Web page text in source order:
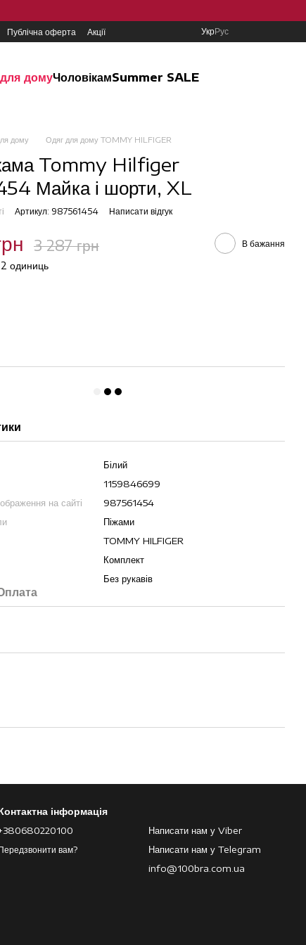
Публічна оферта Акції УкрРус
домуЧоловікамSummer SALE
дому Одяг для дому TOMMY HILFIGER
Tommy Hilfiger
Майка і шорти, XL
Артикул: 987561454 Написати відгук
3 287 грн В бажання
2 одиниць
Білий
1159846699
на сайті
987561454
Піжами
TOMMY HILFIGER
Комплект
Без рукавів
інформація
вам?
Написати нам у Viber
Написати нам у Telegram
info@100bra.com.ua